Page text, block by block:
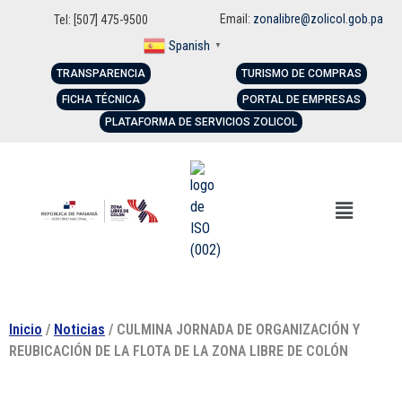
Tel: [507] 475-9500 Email: zonalibre@zolicol.gob.pa
Spanish ▼
TRANSPARENCIA
FICHA TÉCNICA
TURISMO DE COMPRAS
PORTAL DE EMPRESAS
PLATAFORMA DE SERVICIOS ZOLICOL
Inicio / Noticias / CULMINA JORNADA DE ORGANIZACIÓN Y
REUBICACIÓN DE LA FLOTA DE LA ZONA LIBRE DE COLÓN